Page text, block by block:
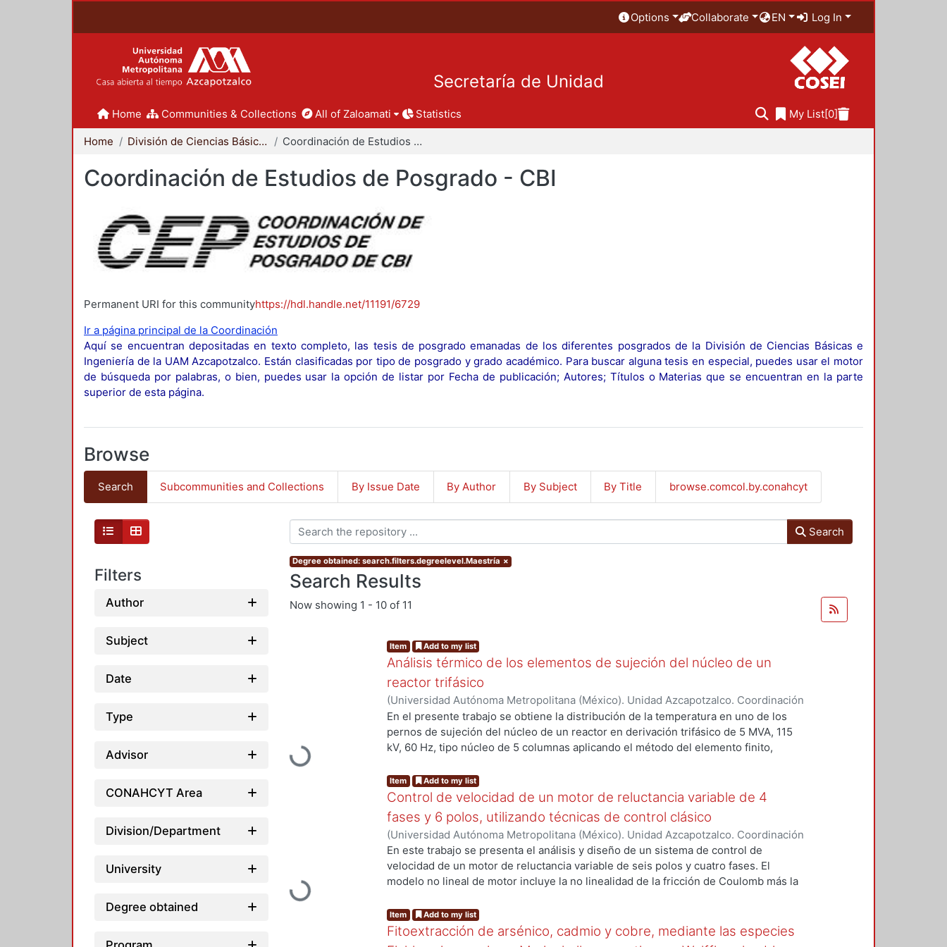
Options Collaborate EN Log In
Secretaría de Unidad
Home Communities & Collections All of Zaloamati Statistics My List[0]
Home División de Ciencias Básicas e Ingeniería Coordinación de Estudios de Posgrado - CBI
Coordinación de Estudios de Posgrado - CBI
Permanent URI for this communityhttps://hdl.handle.net/11191/6729
Ir a página principal de la Coordinación
Aquí se encuentran depositadas en texto completo, las tesis de posgrado emanadas de los diferentes posgrados de la División de Ciencias Básicas e
Ingeniería de la UAM Azcapotzalco. Están clasificadas por tipo de posgrado y grado académico. Para buscar alguna tesis en especial, puedes usar el motor
de búsqueda por palabras, o bien, puedes usar la opción de listar por Fecha de publicación; Autores; Títulos o Materias que se encuentran en la parte
superior de esta página.
Browse
Search Subcommunities and Collections By Issue Date By Author By Subject By Title browse.comcol.by.conahcyt
Filters
Author
Subject
Date
Type
Advisor
CONAHCYT Area
Division/Department
University
Degree obtained
Search
Degree obtained: search.filters.degreelevel.Maestría ×
Search Results
Now showing 1 - 10 of 11
Loading...
Item Add to my list
Análisis térmico de los elementos de sujeción del núcleo de un
reactor trifásico
(Universidad Autónoma Metropolitana (México). Unidad Azcapotzalco. Coordinación
de Servicios de Información.,2021-11-10)Cortina González, Elizabeth
En el presente trabajo se obtiene la distribución de la temperatura en uno de los
pernos de sujeción del núcleo de un reactor en derivación trifásico de 5 MVA, 115
kV, 60 Hz, tipo núcleo de 5 columnas aplicando el método del elemento finito,
Maxwell. Esto debido a que el reactor realmente falló mientras estaba en
funcionamiento, la falla ocurrió progresivamente dado que el aislamiento del
tornillo estaba dañado y provocó un aumento de temperatura no deseado. Se
realiza un análisis magneto estático en el dominio de la frecuencia y se obtienen
las distribuciones de campo magnético y pérdidas en los pernos de sujeción. Se
construye un modelo en 3D y se resuelven las ecuaciones de Maxwell mediante el
uso de potenciales magnéticos vectoriales y escalares. Se valida el modelo
electromagnético del reactor en 3 dimensiones, mediante la técnica del
compararlo con el valor de inductancia por fase medida en laboratorio, también se
realiza el análisis de pérdidas en el núcleo y se compara con el valor medido en
Loading...
Item Add to my list
Control de velocidad de un motor de reluctancia variable de 4
fases y 6 polos, utilizando técnicas de control clásico
(Universidad Autónoma Metropolitana (México). Unidad Azcapotzalco. Coordinación
de Servicios de Información.,2021-11)González San Román, Jesús Daniel
En este trabajo se presenta el análisis y diseño de un sistema de control de
velocidad de un motor de reluctancia variable de seis polos y cuatro fases. El
modelo no lineal de motor incluye la no linealidad de la fricción de Coulomb más la
es linealizado en el punto de operación establecido a las 2000rpm. Tanto el modelo
no lineal como el lineal son comparados tanto en su estructura como en sus
respuestas mediante simulaciones digitales encontrándose que bajo ciertas
Item Add to my list
Fitoextracción de arsénico, cadmio y cobre, mediante las especies